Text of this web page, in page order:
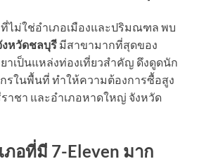
ไม่ใช่อำเภอเมืองและปริมณฑล พบ
งหวัดชลบุรี มีสาขามากที่สุดของ
าเป็นแหล่งท่องเที่ยวสำคัญ ดึงดูดนัก
รในพื้นที่ ทำให้ความต้องการซื้อสูง
าชา และอำเภอหาดใหญ่ จังหวัด
อที่มี 7-Eleven มาก